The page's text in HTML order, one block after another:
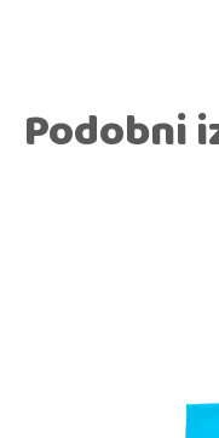
Podobni